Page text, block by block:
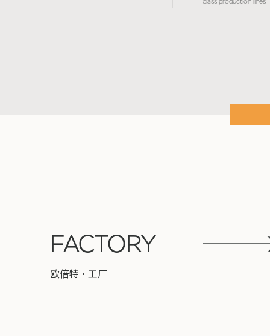
FACTORY
欧倍特·工厂